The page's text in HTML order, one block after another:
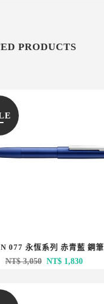
PRODUCTS
077 永恆系列 赤青藍 鋼筆
NT$3,050 原
NT$ 1,830目